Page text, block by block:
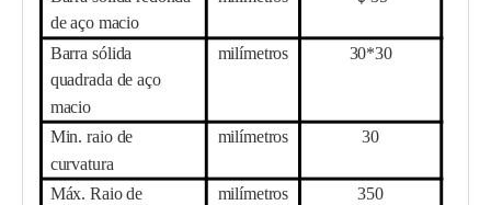
de aço macio
Barra sólida
quadrada de aço
macio
milímetros 30*30
Min. raio de
curvatura
milímetros 30
Máx. Raio de milímetros 350